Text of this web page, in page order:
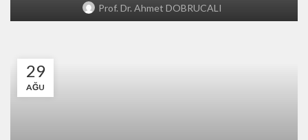
Prof. Dr. Ahmet DOBRUCALI
29
AĞU